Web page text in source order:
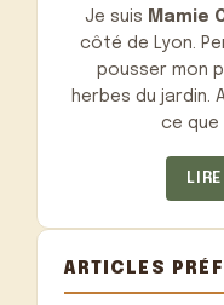
Je suis Mamie
côté de Lyon.
pousser mon
herbes du jardin.
ce que
ARTICLES